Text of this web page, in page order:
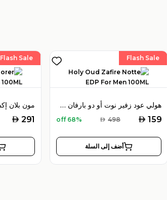
Flash Sale
AED 291
Flash Sale
هولي عود زفير نوت أو دو بارفان 100 مل للرجال
AED 159
AED 498
68% off
أضف إلى السلة